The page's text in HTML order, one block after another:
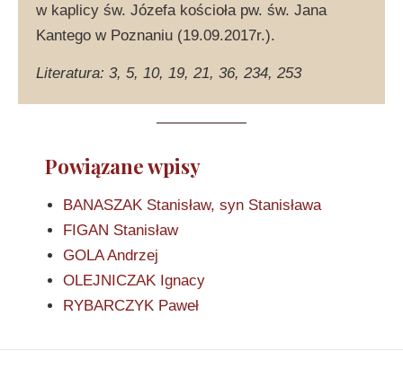
w kaplicy św. Józefa kościoła pw. św. Jana
Kantego w Poznaniu (19.09.2017r.).
Literatura: 3, 5, 10, 19, 21, 36, 234, 253
Powiązane wpisy
BANASZAK Stanisław, syn Stanisława
FIGAN Stanisław
GOLA Andrzej
OLEJNICZAK Ignacy
RYBARCZYK Paweł